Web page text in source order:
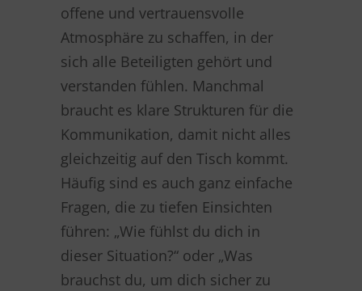
offene und vertrauensvolle
Atmosphäre zu schaffen, in der
sich alle Beteiligten gehört und
verstanden fühlen. Manchmal
braucht es klare Strukturen für die
Kommunikation, damit nicht alles
gleichzeitig auf den Tisch kommt.
Häufig sind es auch ganz einfache
Fragen, die zu tiefen Einsichten
führen: „Wie fühlst du dich in
dieser Situation?“ oder „Was
brauchst du, um dich sicher zu